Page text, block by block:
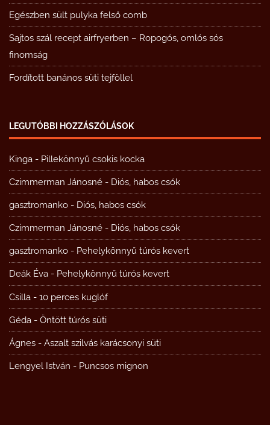
Egészben sült pulyka felső comb
Sajtos szál recept airfryerben – Ropogós, omlós sós
finomság
Fordított banános süti tejföllel
LEGUTÓBBI HOZZÁSZÓLÁSOK
Kinga - Pillekönnyű csokis kocka
Czimmerman Jánosné - Diós, habos csók
gasztromanko - Diós, habos csók
Czimmerman Jánosné - Diós, habos csók
gasztromanko - Pehelykönnyű túrós kevert
Deák Éva - Pehelykönnyű túrós kevert
Csilla - 10 perces kuglóf
Géda - Öntött túrós süti
Ágnes - Aszalt szilvás karácsonyi süti
Lengyel István - Puncsos mignon